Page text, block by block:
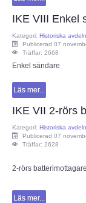
IKE VIII Enkel
Kategori: Historiska
Publicerad 07
Träffar: 2668
Enkel sändare
Läs mer...
IKE VII 2-rörs
Kategori: Historiska
Publicerad 07
Träffar: 2628
2-rörs batterimottagare
Läs mer...